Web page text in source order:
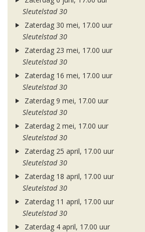
Sleutelstad 30
Zaterdag 30 mei, 17.00 uur
Sleutelstad 30
Zaterdag 23 mei, 17.00 uur
Sleutelstad 30
Zaterdag 16 mei, 17.00 uur
Sleutelstad 30
Zaterdag 9 mei, 17.00 uur
Sleutelstad 30
Zaterdag 2 mei, 17.00 uur
Sleutelstad 30
Zaterdag 25 april, 17.00 uur
Sleutelstad 30
Zaterdag 18 april, 17.00 uur
Sleutelstad 30
Zaterdag 11 april, 17.00 uur
Sleutelstad 30
Zaterdag 4 april, 17.00 uur